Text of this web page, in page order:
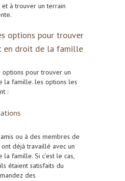
à trouver un terrain
options pour trouver
en droit de la famille
pour trouver un
la famille. les options les
:
ou à des membres de
déjà travaillé avec un
famille. Si c’est le cas,
étaient satisfaits du
des